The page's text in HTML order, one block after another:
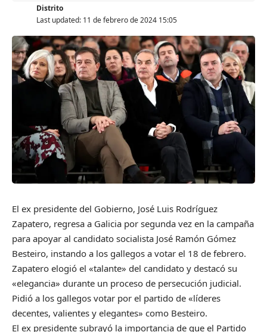
Last updated: 11 de febrero de 2024 15:05
Distrito
El ex presidente del Gobierno, José Luis Rodríguez
Zapatero, regresa a Galicia por segunda vez en la campaña
para apoyar al candidato socialista José Ramón Gómez
Besteiro, instando a los gallegos a votar el 18 de febrero.
Zapatero elogió el «talante» del candidato y destacó su
«elegancia» durante un proceso de persecución judicial.
Pidió a los gallegos votar por el partido de «líderes
decentes, valientes y elegantes» como Besteiro.
El ex presidente subrayó la importancia de que el Partido